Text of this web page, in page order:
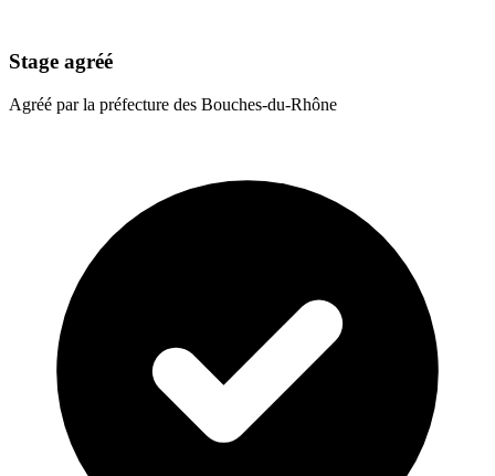
Stage agréé
Agréé par la préfecture des Bouches-du-Rhône